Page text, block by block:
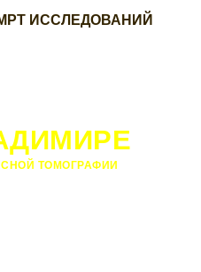
ИССЛЕДОВАНИЙ
ТОМОГРАФИИ